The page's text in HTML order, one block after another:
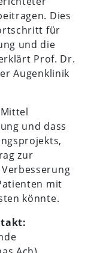
Dies
für
und die
Prof. Dr.
Augenklinik
und dass
zur
mit
könnte.